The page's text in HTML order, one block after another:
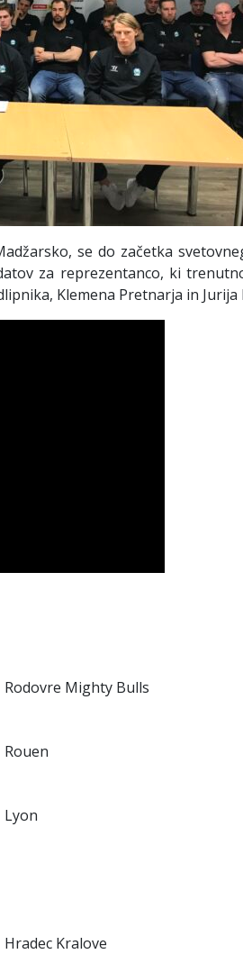
se do začetka
za reprezentanco, ki
Klemena Pretnarja in Jurija
Rodovre Mighty Bulls
Rouen
Lyon
Hradec Kralove